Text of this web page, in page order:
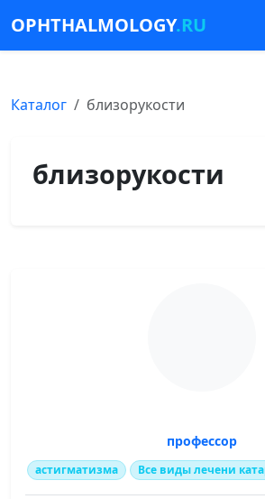
OPHTHALMOLOGY.RU
Каталог близорукости
близорукости
профессор
астигматизма Все виды лечени